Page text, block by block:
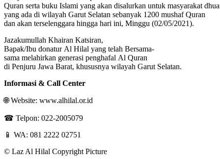
Quran serta buku Islami yang akan disalurkan untuk masyarakat
yang ada di wilayah Garut Selatan sebanyak 1200 mushaf Quran
dan akan terselenggara hingga hari ini, Minggu (02/05/2021).
Jazakumullah Khairan Katsiran,
Bapak/Ibu donatur Al Hilal yang telah Bersama-
sama melahirkan generasi penghafal Al Quran
di Penjuru Jawa Barat, khususnya wilayah Garut Selatan.
Informasi & Call Center
🌐 Website: www.alhilal.or.id
☎ Telpon: 022-2005079
📱 WA: 081 2222 02751
©️ Laz Al Hilal Copyright Picture